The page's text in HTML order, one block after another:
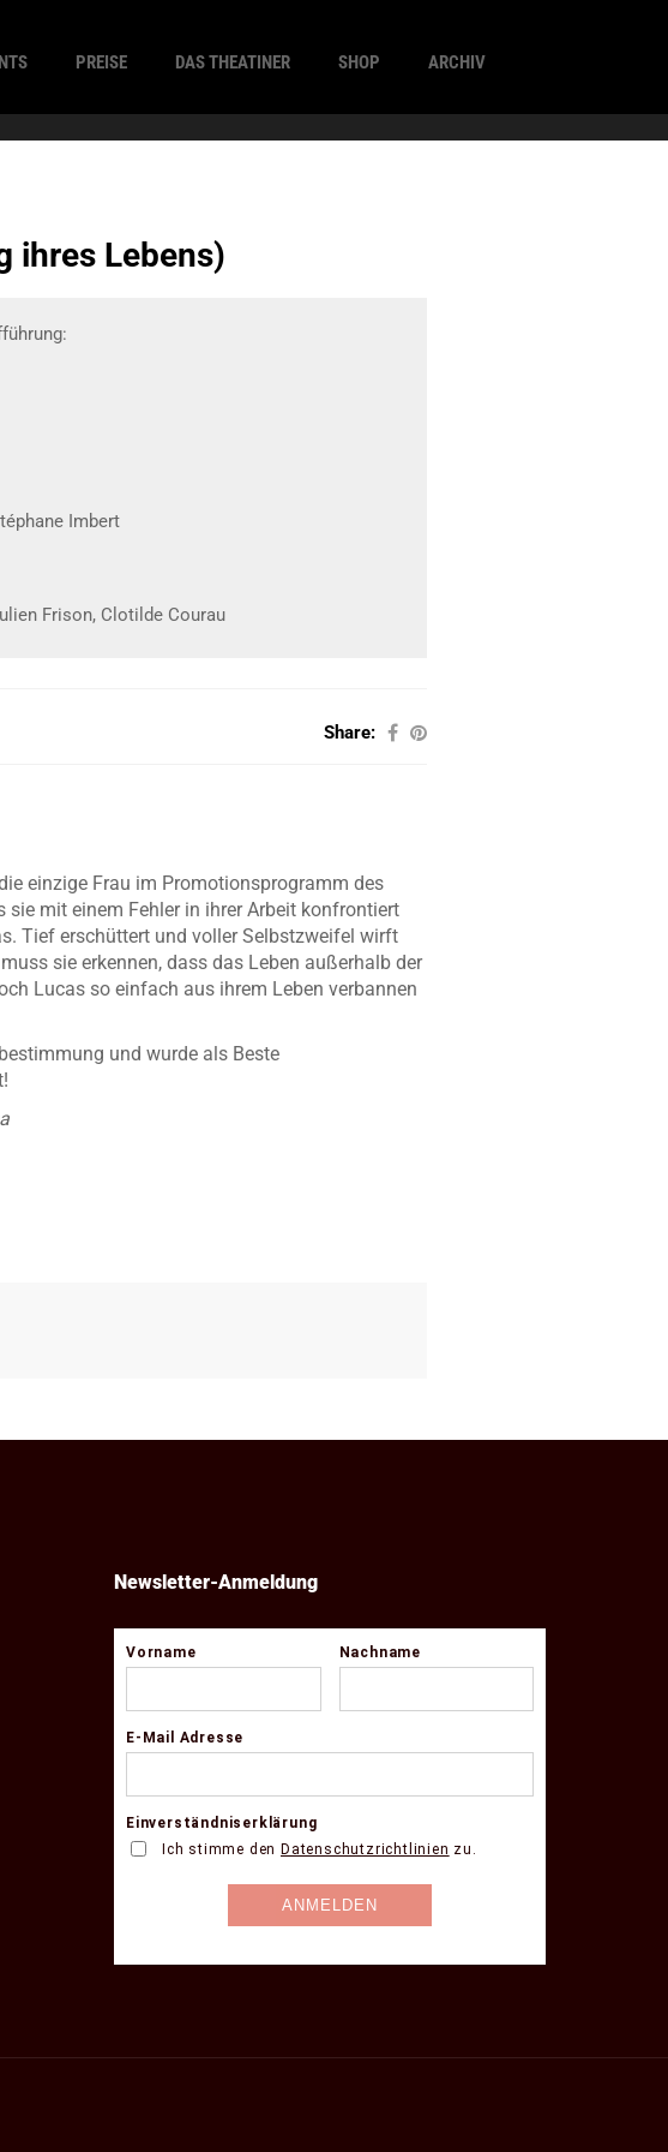
PREISE DAS THEATINER SHOP ARCHIV
ihres Lebens)
Imbert
Frison, Clotilde Courau
Share:
einzige Frau im Promotionsprogramm des
sie mit einem Fehler in ihrer Arbeit konfrontiert
Tief erschüttert und voller Selbstzweifel wirft
sie erkennen, dass das Leben außerhalb der
Lucas so einfach aus ihrem Leben verbannen
und wurde als Beste
Newsletter-Anmeldung